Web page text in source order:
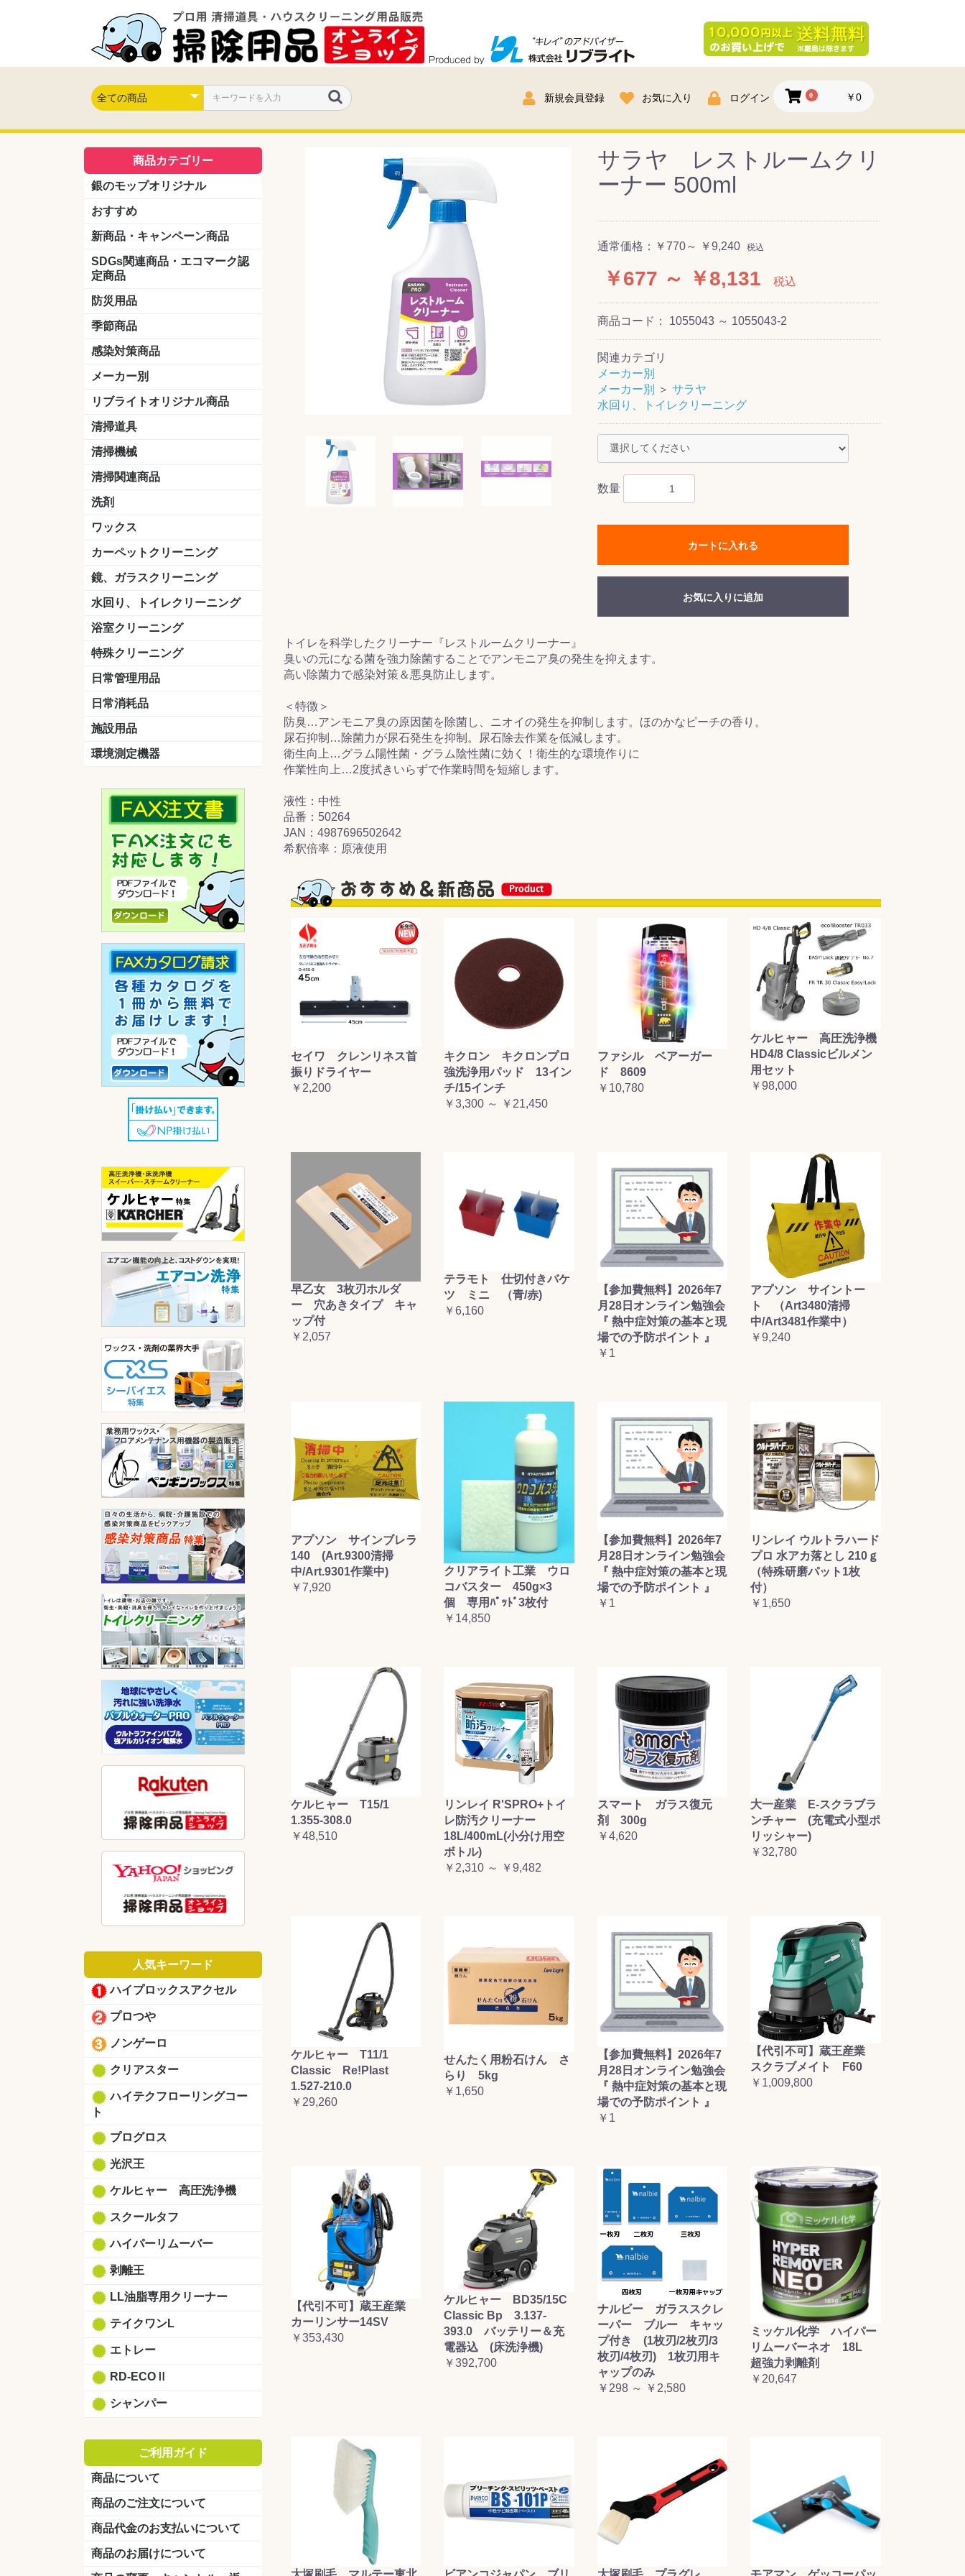
新規会員登録 お気に入り ログイン 0 ￥0
商品カテゴリー
銀のモップオリジナル
おすすめ
新商品・キャンペーン商品
キャンペーン商品
新製品
SDGs関連商品・エコマーク認
定商品
防災用品
季節商品
感染対策商品
おう吐物
除菌洗剤
うがい薬
マスク
手洗い石鹸
手指消毒
手袋
メーカー別
クオリティ
ニイタカ
シーバイエス 樹脂ワックス(一般製品)
ドライメンテナンス用樹
ニュートラ フロアケアシ
天然石材用・テラゾー・
リンレイ
ペンギンワックス
ドライメンテナンス用樹
横浜油脂工業
ミッケル化学（旧：スイショウ
ユシロ化学
コニシ
つやげん
ダイカ商事
スリーエムジャパン
山崎産業
テラモト
セイワ
エトレー
ラバーメイド
ジャパックス
日本サニパック
ケルヒャー
マキタ
ショーワグローブ
花王
サラヤ
アルボース
コスケム
ミヤキ
紺商
信徳ポミー
リブライトオリジナル商品
LLオレンジクリーナー
LL油脂専用クリーナー
LLワックスモップ
LL-21
マーベラスiL
清掃道具
ほうき
ちりとり
モップ及び関連品 ワンタッチ式モップ
水切りドライヤー
その他アタッチメント
モップ
ハードフロア用ダストモップ
テラモト
その他
清掃機械
掃除機
ドライバキューム
アップライトバキューム
コードレスタイプ
高圧洗浄機
吸水機
カーペット用マシン
送風機
ポリッシャー スタンダード
ハンディポリッシャー
ポリッシャー・自動床洗浄機用
掃除機用紙パック
その他
清掃関連商品
ダストカート
台車
移動式バレット
脚立
モップハンガー
サインボード
光沢計
カーペット汚染度計
洗剤
床用表面洗浄剤
ハクリ剤
厨房用
工場用
石材用
サビ用
木材用
タイル用
外壁用
壁面用
手あか用
病院用
除菌用
ワックス
樹脂ワックス
半樹脂ワックス
フローリング用
病院用ワックス
中性ワックス
石材用
木床用
その他
カーペットクリーニング
洗剤
ブラシ
パット
その他
鏡、ガラスクリーニング
ガラスワイパー
シャンパー(ウオッシャー)
ガラススクイジー
ケレン
ツールホルダー
洗剤 うろこ取り
天井・高所作業
水回り、トイレクリーニング
洗剤
尿石除去剤
水アカ除去剤
排水管つまり除去剤
消臭・防臭剤
道具
浴室クリーニング
洗剤
バスクリーナー
カビ取り剤
道具
特殊クリーニング
石材
エアコン
リンス&中和剤&前処理
洗浄ツール
洗浄シート
外壁
その他
日常管理用品
クリーナー
洗濯用洗剤
油汚れ落とし
サビ取り剤
タバコ専用消臭
日常消耗品
トイレットペーパー
ペーパータオル
便座除菌クリーナー
ポリ袋
施設用品
マット・他
ベンチ
灰皿
傘立
くず入れ
環境測定機器
人気キーワード
ハイプロックスアクセル
プロつや
ノンゲーロ
クリアスター
ハイテクフローリングコー
ト
プログロス
光沢王
ケルヒャー 高圧洗浄機
スクールタフ
ハイパーリムーバー
剥離王
LL油脂専用クリーナー
テイクワンL
エトレー
RD-ECOⅡ
シャンパー
ご利用ガイド
商品について
商品のご注文について
商品代金のお支払いについて
商品のお届けについて
サラヤ レストルームクリ
ーナー 500ml
通常価格： ￥770～ ￥9,240 税込
￥677 ～ ￥8,131 税込
商品コード： 1055043 ～ 1055043-2
関連カテゴリ
メーカー別
メーカー別
＞ サラヤ
水回り、トイレクリーニング
数量
カートに入れる
お買い物を続ける
お気に入りに追加
トイレを科学したクリーナー『レストルームクリーナー』
臭いの元になる菌を強力除菌することでアンモニア臭の発生を抑えます。
高い除菌力で感染対策＆悪臭防止します。
＜特徴＞
防臭…アンモニア臭の原因菌を除菌し、ニオイの発生を抑制します。ほのかなピーチの香り。
尿石抑制…除菌力が尿石発生を抑制。尿石除去作業を低減します。
衛生向上…グラム陽性菌・グラム陰性菌に効く！衛生的な環境作りに
作業性向上…2度拭きいらずで作業時間を短縮します。
液性：中性
品番：50264
JAN：4987696502642
希釈倍率：原液使用
セイワ クレンリネス首
振りドライヤー
￥2,200
キクロン キクロンプロ
強洗浄用パッド 13イン
チ/15インチ
￥3,300 ～ ￥21,450
ファシル ベアーガー
ド 8609
￥10,780
ケルヒャー 高圧洗浄機
HD4/8 Classicビルメン
用セット
￥98,000
早乙女 3枚刃ホルダ
ー 穴あきタイプ キャ
ップ付
￥2,057
テラモト 仕切付きバケ
ツ ミニ （青/赤)
￥6,160
【参加費無料】2026年7
月28日オンライン勉強会
『 熱中症対策の基本と現
場での予防ポイント 』
￥1
アプソン サイントー
ト （Art3480清掃
中/Art3481作業中）
￥9,240
アプソン サインブレラ
140 (Art.9300清掃
中/Art.9301作業中)
￥7,920
クリアライト工業 ウロ
コバスター 450g×3
個 専用ﾊﾟｯﾄﾞ3枚付
￥14,850
【参加費無料】2026年7
月28日オンライン勉強会
『 熱中症対策の基本と現
場での予防ポイント 』
￥1
リンレイ ウルトラハード
プロ 水アカ落とし 210ｇ
（特殊研磨パット1枚
付）
￥1,650
ケルヒャー T15/1
1.355-308.0
￥48,510
リンレイ R'SPRO+トイ
レ防汚クリーナー
18L/400mL(小分け用空
ボトル)
￥2,310 ～ ￥9,482
スマート ガラス復元
剤 300g
￥4,620
大一産業 E-スクラブラ
ンチャー (充電式小型ポ
リッシャー)
￥32,780
ケルヒャー T11/1
Classic Re!Plast
1.527-210.0
￥29,260
せんたく用粉石けん さ
らり 5kg
￥1,650
【参加費無料】2026年7
月28日オンライン勉強会
『 熱中症対策の基本と現
場での予防ポイント 』
￥1
【代引不可】蔵王産業
スクラブメイト F60
￥1,009,800
【代引不可】蔵王産業
カーリンサー14SV
￥353,430
ケルヒャー BD35/15C
Classic Bp 3.137-
393.0 バッテリー＆充
電器込 (床洗浄機)
￥392,700
ナルビー ガラススクレ
ーパー ブルー キャッ
プ付き (1枚刃/2枚刃/3
枚刃/4枚刃) 1枚刃用キ
ャップのみ
￥298 ～ ￥2,580
ミッケル化学 ハイパー
リムーバーネオ 18L
超強力剥離剤
￥20,647